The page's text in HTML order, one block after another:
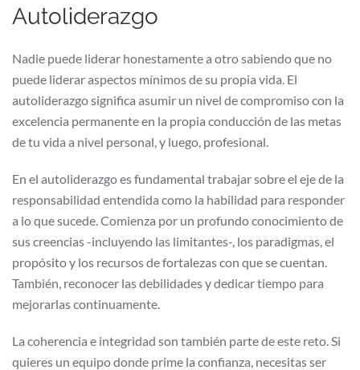
Autoliderazgo
Nadie puede liderar honestamente a otro sabiendo que no
puede liderar aspectos mínimos de su propia vida. El
autoliderazgo significa asumir un nivel de compromiso con la
excelencia permanente en la propia conducción de las metas
de tu vida a nivel personal, y luego, profesional.
En el autoliderazgo es fundamental trabajar sobre el eje de la
responsabilidad entendida como la habilidad para responder
a lo que sucede. Comienza por un profundo conocimiento de
sus creencias -incluyendo las limitantes-, los paradigmas, el
propósito y los recursos de fortalezas con que se cuentan.
También, reconocer las debilidades y dedicar tiempo para
mejorarlas continuamente.
La coherencia e integridad son también parte de este reto. Si
quieres un equipo donde prime la confianza, necesitas ser